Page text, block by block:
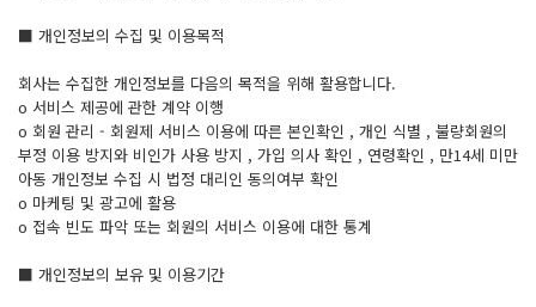
■ 개인정보의 수집 및 이용목적
회사는 수집한 개인정보를 다음의 목적을 위해 활용합니다.
ο 서비스 제공에 관한 계약 이행
ο 회원 관리 - 회원제 서비스 이용에 따른 본인확인 , 개인 식별 , 불량회원의
부정 이용 방지와 비인가 사용 방지 , 가입 의사 확인 , 연령확인 , 만14세 미만
아동 개인정보 수집 시 법정 대리인 동의여부 확인
ο 마케팅 및 광고에 활용
ο 접속 빈도 파악 또는 회원의 서비스 이용에 대한 통계
■ 개인정보의 보유 및 이용기간